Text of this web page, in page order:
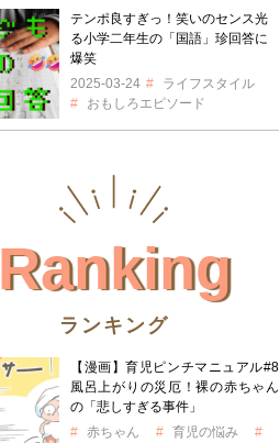
テンポ良すぎっ！笑いのセンス光
る小学二年生の「国語」珍回答に
爆笑
2025-03-24
ライフスタイル
おもしろエピソード
Ranking
ランキング
【漫画】育児ピンチマニュアル#8
風呂上がりの災厄！裸の赤ちゃん
の「悲しすぎる事件」
赤ちゃん
育児の悩み